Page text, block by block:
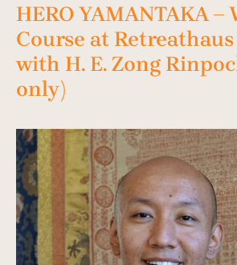
HERO YAMANTAKA
Course at
with H. E. Zong
only)